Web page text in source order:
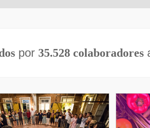
por 35.528 colaboradores